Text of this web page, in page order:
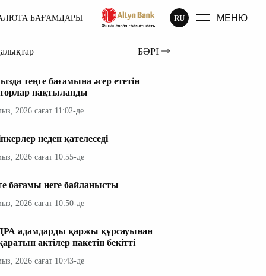
БАҒАМДАРЫ RU МЕНЮ
БӘРІ
теңге бағамына әсер ететін
нақтыланды
2026 сағат 11:02-де
неден қателеседі
2026 сағат 10:55-де
бағамы неге байланысты
2026 сағат 10:50-де
адамдарды қаржы құрсауынан
актілер пакетін бекітті
2026 сағат 10:43-де